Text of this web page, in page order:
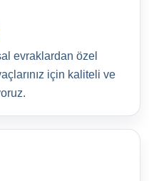
evraklardan özel
için kaliteli ve